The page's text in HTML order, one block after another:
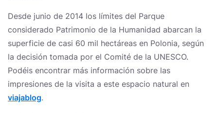
Desde junio de 2014 los límites del Parque
considerado Patrimonio de la Humanidad abarcan la
superficie de casi 60 mil hectáreas en Polonia, según
la decisión tomada por el Comité de la UNESCO.
Podéis encontrar más información sobre las
impresiones de la visita a este espacio natural en
viajablog.